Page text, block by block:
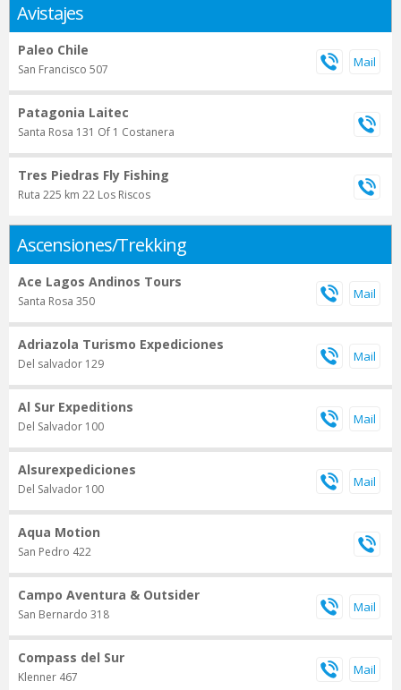
Avistajes
Paleo Chile
San Francisco 507
Patagonia Laitec
Santa Rosa 131 Of 1 Costanera
Tres Piedras Fly Fishing
Ruta 225 km 22 Los Riscos
Ascensiones/Trekking
Ace Lagos Andinos Tours
Santa Rosa 350
Adriazola Turismo Expediciones
Del salvador 129
Al Sur Expeditions
Del Salvador 100
Alsurexpediciones
Del Salvador 100
Aqua Motion
San Pedro 422
Campo Aventura & Outsider
San Bernardo 318
Compass del Sur
Klenner 467